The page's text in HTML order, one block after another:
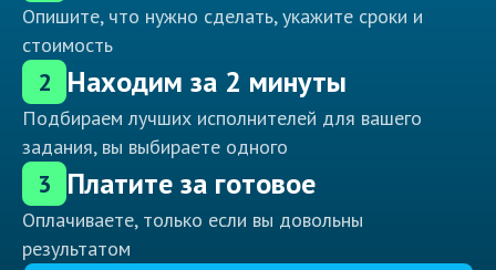
Опишите, что нужно сделать, укажите сроки и
стоимость
2 Находим за 2 минуты
Подбираем лучших исполнителей для вашего
задания, вы выбираете одного
3 Платите за готовое
Оплачиваете, только если вы довольны
результатом